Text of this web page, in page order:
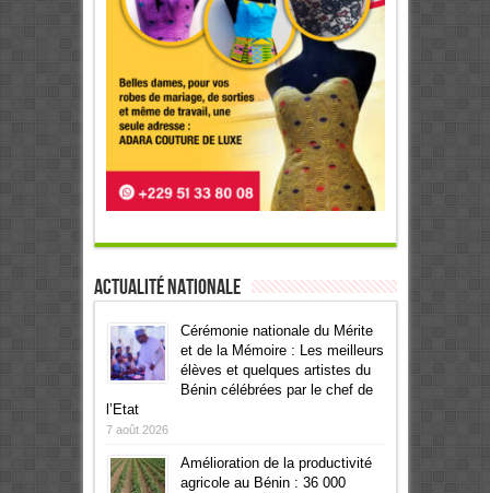
Actualité Nationale
Cérémonie nationale du Mérite
et de la Mémoire : Les meilleurs
élèves et quelques artistes du
Bénin célébrées par le chef de
l’Etat
7 août 2026
Amélioration de la productivité
agricole au Bénin : 36 000